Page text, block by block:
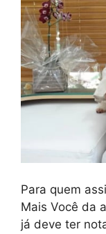
Para quem
Mais Você da
já deve ter